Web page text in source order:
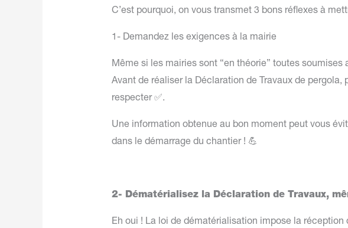
C’est pourquoi, on vous transmet 3 bons réflexes à
1- Demandez les exigences à la mairie
Même si les mairies sont “en théorie” toutes
Avant de réaliser la Déclaration de Travaux de
respecter ✅.
Une information obtenue au bon moment peut vous
dans le démarrage du chantier ! 💪
2- Dématérialisez la Déclaration de Travaux,
Eh oui ! La loi de dématérialisation impose la